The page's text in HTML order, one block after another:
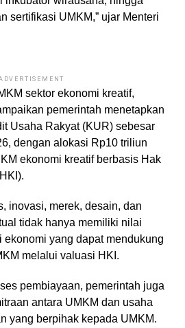
sertifikasi UMKM,” ujar Menteri
sektor ekonomi kreatif,
pemerintah menetapkan
Usaha Rakyat (KUR) sebesar
dengan alokasi Rp10 triliun
ekonomi kreatif berbasis Hak
inovasi, merek, desain, dan
tidak hanya memiliki nilai
ekonomi yang dapat mendukung
melalui valuasi HKI.
pembiayaan, pemerintah juga
antara UMKM dan usaha
yang berpihak kepada UMKM.